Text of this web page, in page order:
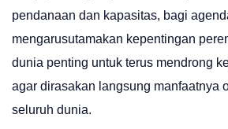
pendanaan dan kapasitas, bagi
mengarusutamakan kepentingan
dunia penting untuk terus mendrong
agar dirasakan langsung manfaatnya
seluruh dunia.